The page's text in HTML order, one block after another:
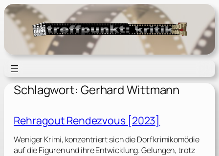
Zum
Inhalt
springen
Schlagwort: Gerhard Wittmann
Rehragout Rendezvous [2023]
Weniger Krimi, konzentriert sich die Dorfkrimikomödie
auf die Figuren und ihre Entwicklung. Gelungen, trotz